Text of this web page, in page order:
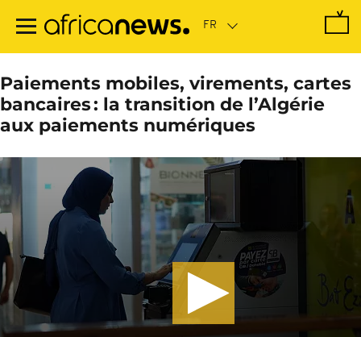
contenu
Paiements mobiles, virements, cartes
bancaires : la transition de l’Algérie
aux paiements numériques